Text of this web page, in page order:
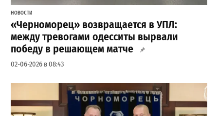
НОВОСТИ
«Черноморец» возвращается в УПЛ:
между тревогами одесситы вырвали
победу в решающем матче
02-06-2026 в 08:43